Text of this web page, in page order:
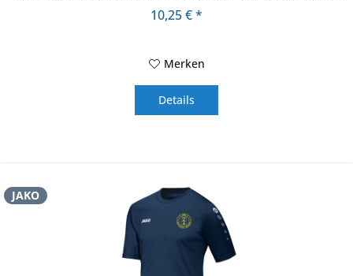
10,25 € *
Merken
Details
JAKO